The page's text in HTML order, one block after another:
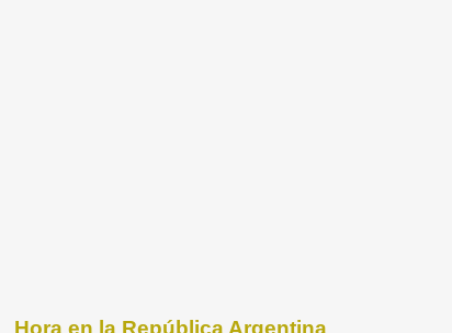
Hora en la República Argentina